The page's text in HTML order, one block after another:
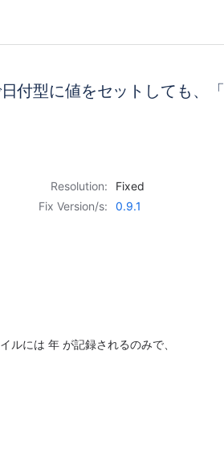
付型に値をセットしても、
Resolution:
Fixed
Fix Version/s:
0.9.1
ルには 年 が記録されるのみで、